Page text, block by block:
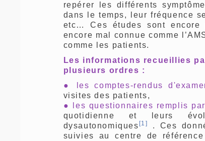
repérer les différents
dans le temps, leur fréquence
etc… Ces études sont encore
encore mal connue comme
comme les patients.
Les informations recueillies
plusieurs ordres :
●
les comptes-rendus
visites des patients,
●
les questionnaires remplis
quotidienne et leurs
dysautonomiques [1]
. Ces
suivies au centre de